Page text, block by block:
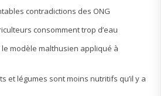
contradictions des ONG
consomment trop d’eau
modèle malthusien appliqué à
et légumes sont moins nutritifs qu’il y a